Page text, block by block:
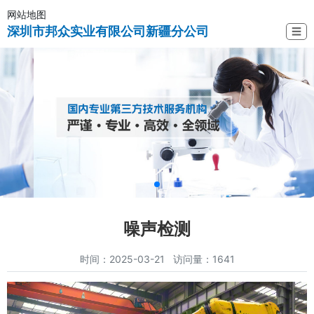
网站地图
深圳市邦众实业有限公司新疆分公司 ☰
噪声检测
时间：2025-03-21 访问量：1641